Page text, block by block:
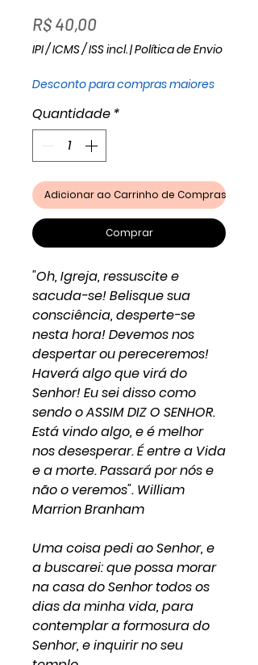
R$ 40,00Preço
IPI / ICMS / ISS incl.|Política de Envio
Desconto para compras maiores
Quantidade *
Adicionar ao Carrinho de Compras
Comprar
"Oh, Igreja, ressuscite e
sacuda-se! Belisque sua
consciência, desperte-se
nesta hora! Devemos nos
despertar ou pereceremos!
Haverá algo que virá do
Senhor! Eu sei disso como
sendo o ASSIM DIZ O SENHOR.
Está vindo algo, e é melhor
nos desesperar. É entre a Vida
e a morte. Passará por nós e
não o veremos". William
Marrion Branham
Uma coisa pedi ao Senhor, e
a buscarei: que possa morar
na casa do Senhor todos os
dias da minha vida, para
contemplar a formosura do
Senhor, e inquirir no seu